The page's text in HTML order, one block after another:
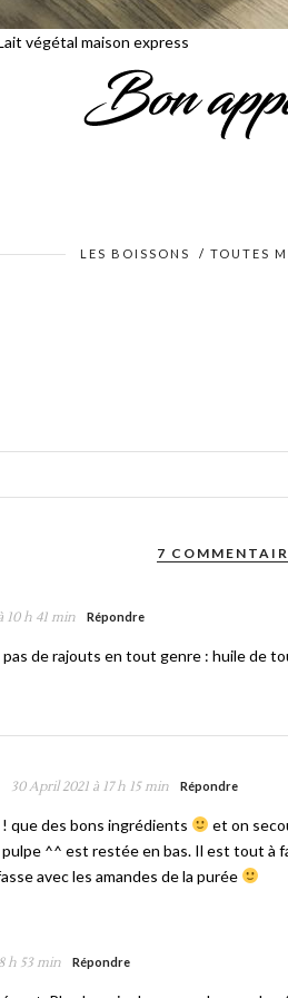
végétal maison express
LES BOISSONS / TOUTES
7
10 h 41 min Répondre
de rajouts en tout genre : huile de
30 April 2021 à 17 h 15 min Répondre
que des bons ingrédients
et on
pulpe ^^ est restée en bas. Il est tout à
avec les amandes de la purée
h 53 min Répondre